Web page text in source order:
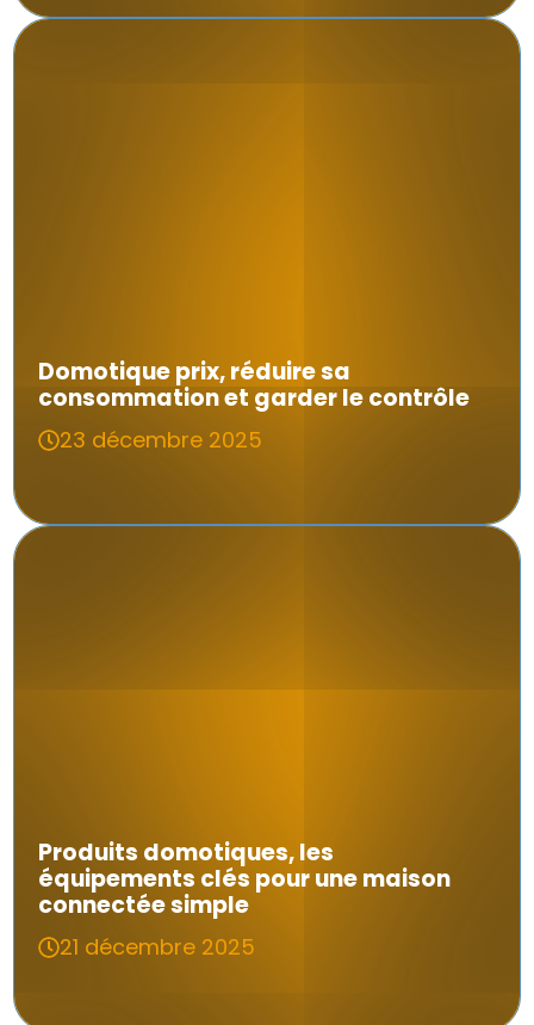
Domotique prix, réduire sa
consommation et garder le contrôle
23 décembre 2025
Produits domotiques, les
équipements clés pour une maison
connectée simple
21 décembre 2025